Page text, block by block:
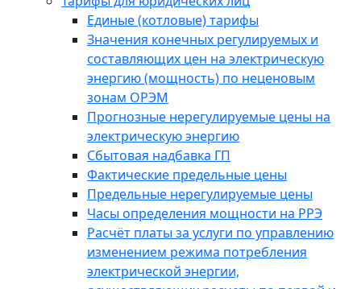
Единые (котловые) тарифы
Значения конечных регулируемых и
составляющих цен на электрическую
энергию (мощность) по неценовым
зонам ОРЭМ
Прогнозные нерегулируемые цены на
электрическую энергию
Сбытовая надбавка ГП
Фактические предельные цены
Предельные нерегулируемые цены
Часы определения мощности на РРЭ
Расчёт платы за услуги по управлению
изменением режима потребления
электрической энергии,